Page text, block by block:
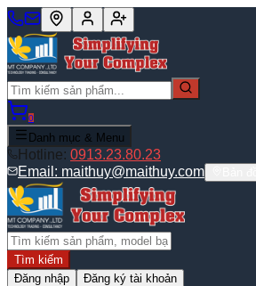
0
Danh mục & Menu
Hotline: 0913.23.80.23
Email: maithuy@maithuy.com
Tìm kiếm
Đăng nhập
Đăng ký tài khoản